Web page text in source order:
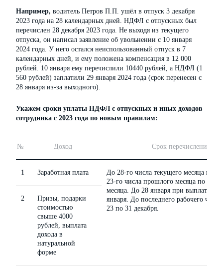
Например, водитель Петров П.П. ушёл в отпуск 3 декабря
2023 года на 28 календарных дней. НДФЛ с отпускных был
перечислен 28 декабря 2023 года. Не выходя из текущего
отпуска, он написал заявление об увольнении с 10 января
2024 года. У него остался неиспользованный отпуск в 7
календарных дней, и ему положена компенсация в 12 000
рублей. 10 января ему перечислили 10440 рублей, а НДФЛ (1
560 рублей) заплатили 29 января 2024 года (срок перенесен с
28 января из-за выходного).
Укажем сроки уплаты НДФЛ с отпускных и иных доходов
сотрудника с 2023 года по новым правилам:
№ Доход Срок перечисления
1 Заработная плата
До 28-го числа текущего месяца при
23-го числа прошлого месяца по 22-
месяца. До 28 января при выплате в
января. До последнего рабочего
23 по 31 декабря.
2
Призы, подарки
стоимостью
свыше 4000
рублей, выплата
дохода в
натуральной
форме